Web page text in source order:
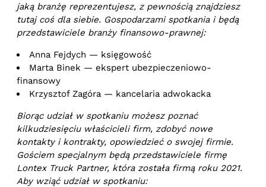
jaką branżę reprezentujesz, z pewnością znajdziesz
tutaj coś dla siebie. Gospodarzami spotkania i będą
przedstawiciele branży finansowo-prawnej:
Anna Fejdych — księgowość
Marta Binek — ekspert ubezpieczeniowo-
finansowy
Krzysztof Zagóra — kancelaria adwokacka
Biorąc udział w spotkaniu możesz poznać
kilkudziesięciu właścicieli firm, zdobyć nowe
kontakty i kontrakty, opowiedzieć o swojej firmie.
Gościem specjalnym będą przedstawiciele firmę
Lontex Truck Partner, która została firmą roku 2021.
Aby wziąć udział w spotkaniu: